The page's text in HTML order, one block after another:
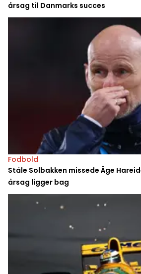
årsag til Danmarks succes
Fodbold
Ståle Solbakken missede Åge
årsag ligger bag